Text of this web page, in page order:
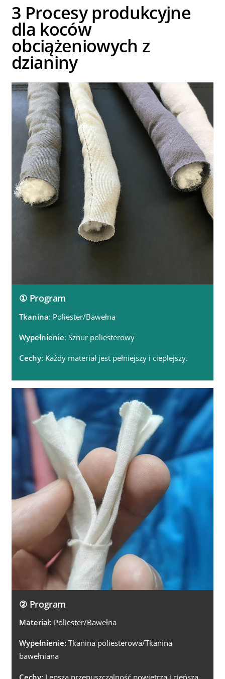
3 Procesy produkcyjne
dla koców
obciążeniowych z
dzianiny
① Program
Tkanina: Poliester/Bawełna
Wypełnienie: Sznur poliesterowy
Cechy: Każdy materiał jest pełniejszy i cieplejszy.
② Program
Materiał: Poliester/Bawełna
Wypełnienie: Tkanina poliesterowa/Tkanina
bawełniana